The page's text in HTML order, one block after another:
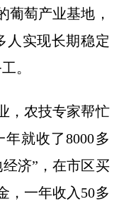
葡萄产业基地，
人实现长期稳定
。
农技专家帮忙
就收了8000多
济”，在市区买
，一年收入50多